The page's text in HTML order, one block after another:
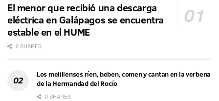
El menor que recibió una descarga
eléctrica en Galápagos se encuentra
estable en el HUME
0 SHARES
Los melillenses ríen, beben, comen y cantan en la verbena
de la Hermandad del Rocío
0 SHARES